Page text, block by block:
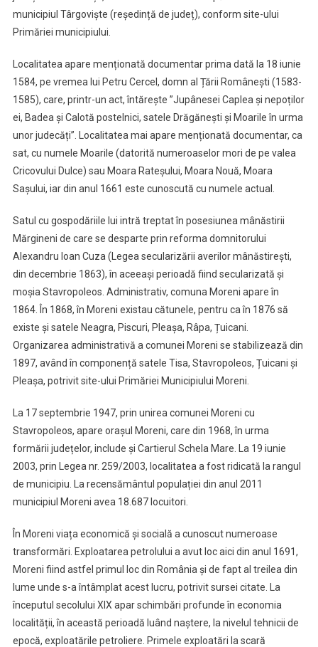
municipiul Târgoviște (reședință de județ), conform site-ului
Primăriei municipiului.
Localitatea apare menționată documentar prima dată la 18 iunie
1584, pe vremea lui Petru Cercel, domn al Țării Românești (1583-
1585), care, printr-un act, întărește ”Jupânesei Caplea și nepoților
ei, Badea și Calotă postelnici, satele Drăgănești și Moarile în urma
unor judecăți”. Localitatea mai apare menționată documentar, ca
sat, cu numele Moarile (datorită numeroaselor mori de pe valea
Cricovului Dulce) sau Moara Rateșului, Moara Nouă, Moara
Sașului, iar din anul 1661 este cunoscută cu numele actual.
Satul cu gospodăriile lui intră treptat în posesiunea mânăstirii
Mărgineni de care se desparte prin reforma domnitorului
Alexandru Ioan Cuza (Legea secularizării averilor mânăstirești,
din decembrie 1863), în aceeași perioadă fiind secularizată și
moșia Stavropoleos. Administrativ, comuna Moreni apare în
1864. În 1868, în Moreni existau cătunele, pentru ca în 1876 să
existe și satele Neagra, Piscuri, Pleașa, Râpa, Țuicani.
Organizarea administrativă a comunei Moreni se stabilizează din
1897, având în componență satele Tisa, Stavropoleos, Țuicani și
Pleașa, potrivit site-ului Primăriei Municipiului Moreni.
La 17 septembrie 1947, prin unirea comunei Moreni cu
Stavropoleos, apare orașul Moreni, care din 1968, în urma
formării județelor, include și Cartierul Schela Mare. La 19 iunie
2003, prin Legea nr. 259/2003, localitatea a fost ridicată la rangul
de municipiu. La recensământul populației din anul 2011
municipiul Moreni avea 18.687 locuitori.
În Moreni viața economică și socială a cunoscut numeroase
transformări. Exploatarea petrolului a avut loc aici din anul 1691,
Moreni fiind astfel primul loc din România și de fapt al treilea din
lume unde s-a întâmplat acest lucru, potrivit sursei citate. La
începutul secolului XIX apar schimbări profunde în economia
localității, în această perioadă luând naștere, la nivelul tehnicii de
epocă, exploatările petroliere. Primele exploatări la scară